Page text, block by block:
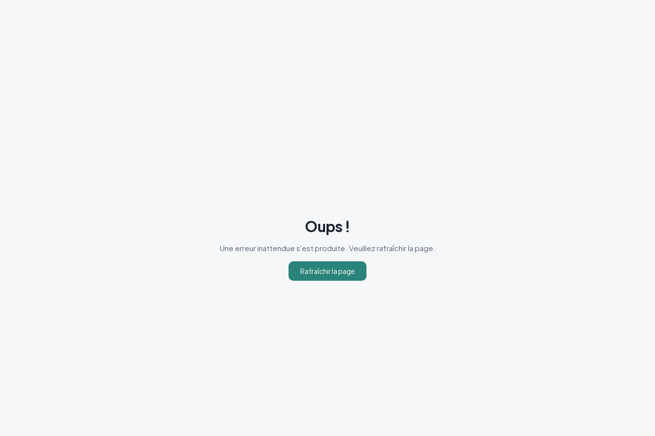
Oups !
Une erreur inattendue s'est produite. Veuillez rafraîchir la page.
Rafraîchir la page